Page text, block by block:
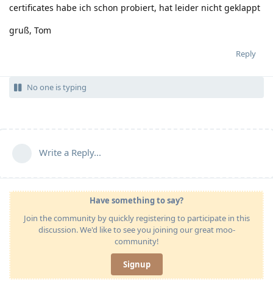
certificates habe ich schon probiert, hat leider nicht geklappt
gruß, Tom
Reply
No one is typing
Write a Reply...
Have something to say?
Join the community by quickly registering to participate in this
discussion. We'd like to see you joining our great moo-
community!
Signup